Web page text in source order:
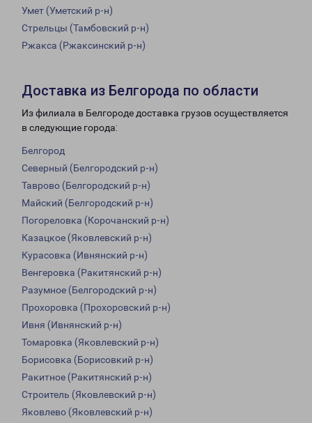
Умет (Уметский р-н)
Стрельцы (Тамбовский р-н)
Ржакса (Ржаксинский р-н)
Доставка из Белгорода по области
Из филиала в Белгороде доставка грузов осуществляется
в следующие города:
Белгород
Северный (Белгородский р-н)
Таврово (Белгородский р-н)
Майский (Белгородский р-н)
Погореловка (Корочанский р-н)
Казацкое (Яковлевский р-н)
Курасовка (Ивнянский р-н)
Венгеровка (Ракитянский р-н)
Разумное (Белгородский р-н)
Прохоровка (Прохоровский р-н)
Ивня (Ивнянский р-н)
Томаровка (Яковлевский р-н)
Борисовка (Борисовкий р-н)
Ракитное (Ракитянский р-н)
Строитель (Яковлевский р-н)
Яковлево (Яковлевский р-н)